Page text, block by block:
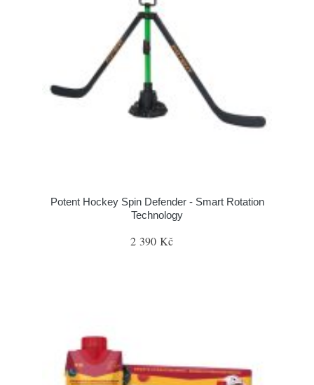
Potent Hockey Spin Defender - Smart Rotation
Technology
2 390 Kč